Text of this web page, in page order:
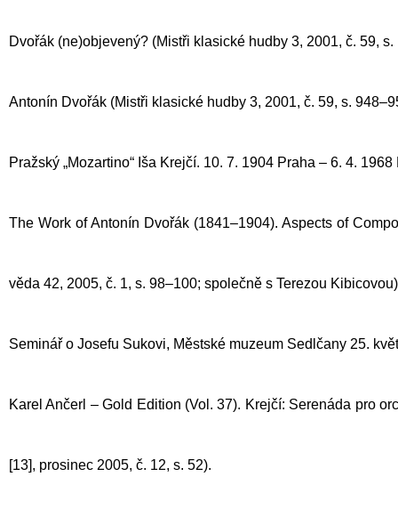
Dvořák (ne)objevený? (Mistři klasické hudby 3, 2001, č. 59, s.
Antonín Dvořák (Mistři klasické hudby 3, 2001, č. 59, s.
Pražský „Mozartino“ Iša Krejčí. 10. 7. 1904 Praha – 6. 4.
The Work of Antonín Dvořák (1841–1904). Aspects of
věda 42, 2005, č. 1, s. 98–100; společně s Terezou
Seminář o Josefu Sukovi, Městské muzeum Sedlčany 25.
Karel Ančerl – Gold Edition (Vol. 37). Krejčí: Serenáda pro
[13], prosinec 2005, č. 12, s. 52).